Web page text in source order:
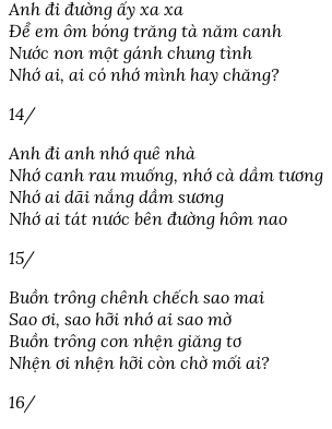
Anh đi đường ấy xa xa
Để em ôm bóng trăng tà năm canh
Nước non một gánh chung tình
Nhớ ai, ai có nhớ mình hay chăng?
14/
Anh đi anh nhớ quê nhà
Nhớ canh rau muống, nhớ cà dầm tương
Nhớ ai dãi nắng dầm sương
Nhớ ai tát nước bên đường hôm nao
15/
Buồn trông chênh chếch sao mai
Sao ơi, sao hỡi nhớ ai sao mờ
Buồn trông con nhện giăng tơ
Nhện ơi nhện hỡi còn chờ mối ai?
16/